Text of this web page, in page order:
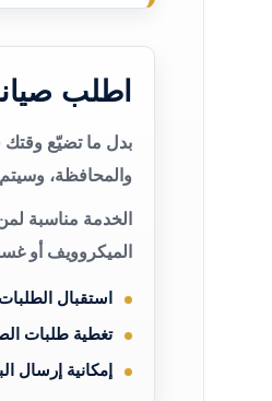
اطلب
بدل ما تضيّع
والمحافظة،
الخدمة مناسبة
الميكروويف أو
استقبال
تغطية طلبات
إمكانية إرسال